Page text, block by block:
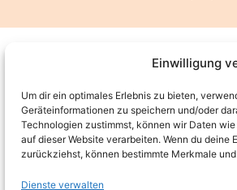
Einwilligung
Um dir ein optimales Erlebnis zu bieten,
Geräteinformationen zu speichern und/oder
Technologien zustimmst, können wir Daten
auf dieser Website verarbeiten. Wenn du deine
zurückziehst, können bestimmte Merkmale
Dienste verwalten